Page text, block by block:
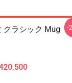
クラシック Mug
-